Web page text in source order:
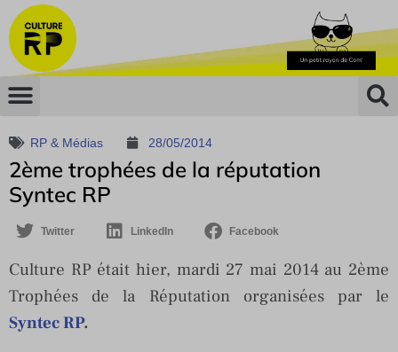
RP & Médias 28/05/2014
2ème trophées de la réputation
Syntec RP
Twitter LinkedIn Facebook
Culture RP était hier, mardi 27 mai 2014 au 2ème
Trophées de la Réputation organisées par le
Syntec RP.